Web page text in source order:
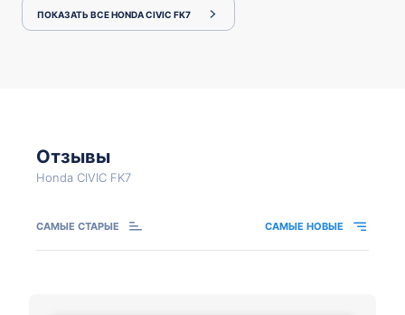
ПОКАЗАТЬ ВСЕ HONDA CIVIC FK7
Отзывы
Honda CIVIC FK7
САМЫЕ СТАРЫЕ САМЫЕ НОВЫЕ